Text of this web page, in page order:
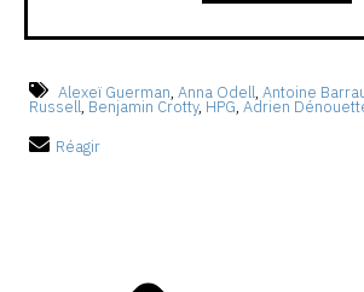
Alexeï Guerman, Anna Odell, Antoine
Russell, Benjamin Crotty, HPG, Adrien
Réagir